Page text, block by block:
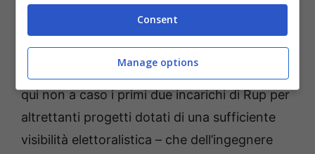
Formia.
Sembra che la politica l’ha capito pensando di
fidarsi più di D’Orazio ai Lavori Pubblici – da
qui non a caso i primi due incarichi di Rup per
altrettanti progetti dotati di una sufficiente
visibilità elettoralistica – che dell’ingegnere
Consent
Manage options